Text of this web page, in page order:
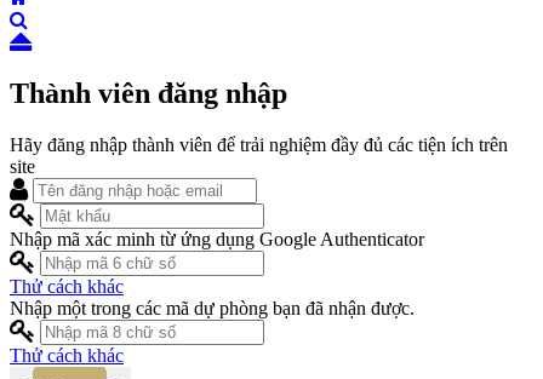
Thành viên đăng nhập
Hãy đăng nhập thành viên để trải nghiệm đầy đủ các tiện ích trên
site
Nhập mã xác minh từ ứng dụng Google Authenticator
Thử cách khác
Nhập một trong các mã dự phòng bạn đã nhận được.
Thử cách khác